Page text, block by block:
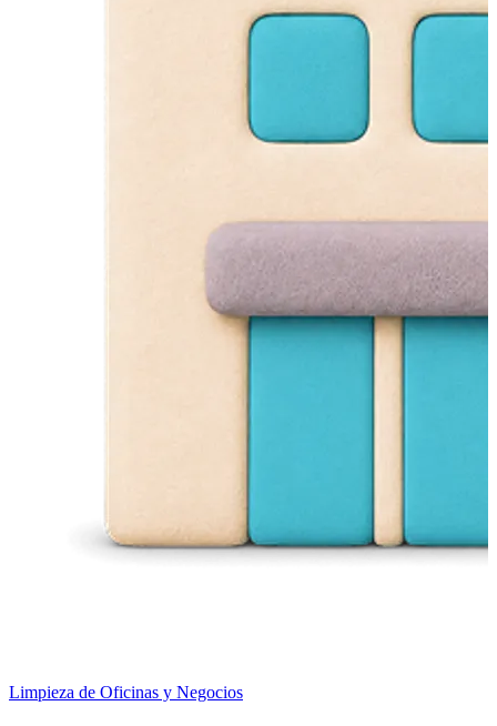
Limpieza de Oficinas y Negocios